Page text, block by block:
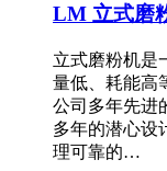
LM 立式磨
立式磨粉机是
量低、耗能高
公司多年先进
多年的潜心设
理可靠的…